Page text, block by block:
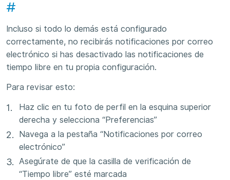
#
Incluso si todo lo demás está configurado
correctamente, no recibirás notificaciones por correo
electrónico si has desactivado las notificaciones de
tiempo libre en tu propia configuración.
Para revisar esto:
Haz clic en tu foto de perfil en la esquina superior
derecha y selecciona “Preferencias”
Navega a la pestaña “Notificaciones por correo
electrónico”
Asegúrate de que la casilla de verificación de
“Tiempo libre” esté marcada